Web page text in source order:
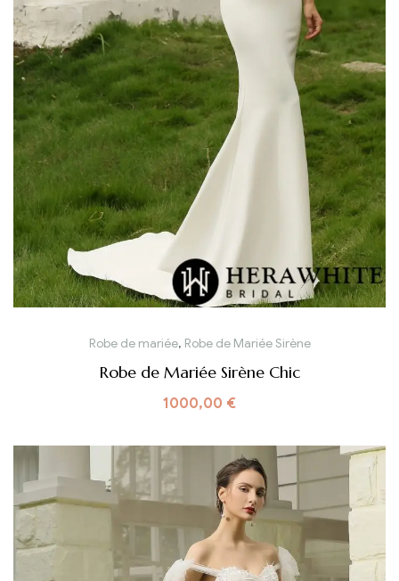
Robe de mariée, Robe de Mariée Sirène
Robe de Mariée Sirène Chic
1000,00 €